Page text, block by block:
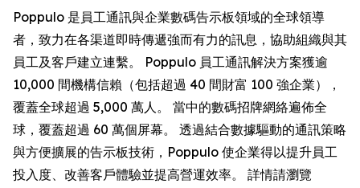
Poppulo 是員工通訊與企業數碼告示板領域的全球領導
者，致力在各渠道即時傳遞強而有力的訊息，協助組織與其
員工及客戶建立連繫。 Poppulo 員工通訊解決方案獲逾
10,000 間機構信賴（包括超過 40 間財富 100 強企業），
覆蓋全球超過 5,000 萬人。 當中的數碼招牌網絡遍佈全
球，覆蓋超過 60 萬個屏幕。 透過結合數據驅動的通訊策略
與方便擴展的告示板技術，Poppulo 使企業得以提升員工
投入度、改善客戶體驗並提高營運效率。 詳情請瀏覽